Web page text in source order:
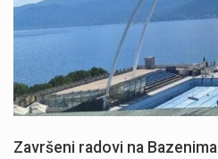
Završeni radovi na